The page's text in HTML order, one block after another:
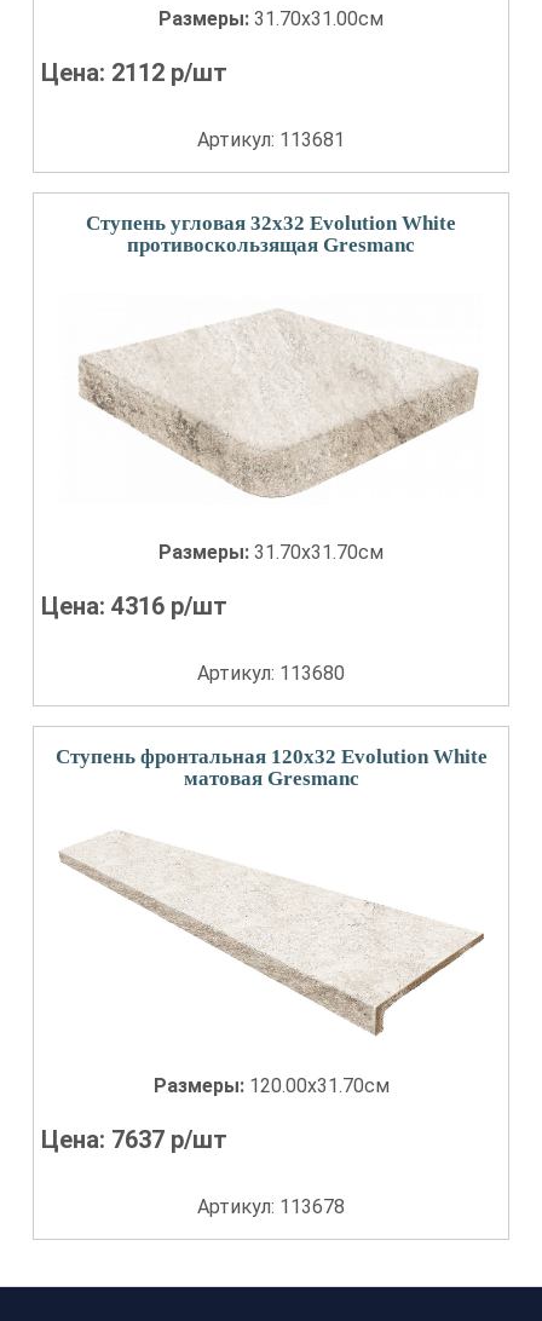
Размеры: 31.70x31.00см
Цена: 2112 р/шт
Артикул: 113681
Ступень угловая 32x32 Evolution White
противоскользящая Gresmanc
Размеры: 31.70x31.70см
Цена:4316 р/шт
Артикул: 113680
Ступень фронтальная 120x32 Evolution White
матовая Gresmanc
Размеры: 120.00x31.70см
Цена: 7637 р/шт
Артикул: 113678